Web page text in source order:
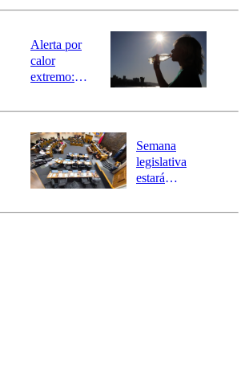
revisa la
epicentro
Alerta por
calor
extremo:
activa Alerta
Preventiva en
tres comunas
Semana
legislativa
estará
el fin de la